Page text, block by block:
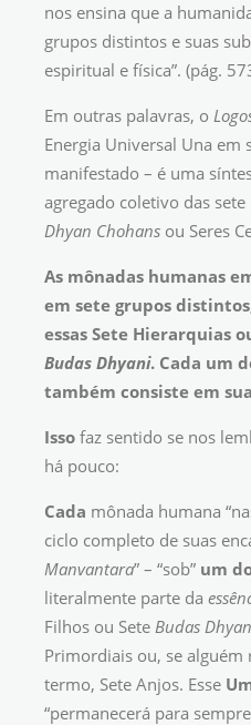
nos ensina que a
grupos distintos e suas
espiritual e física”. (pág.
Em outras palavras, o
Energia Universal Una em
manifestado – é uma
agregado coletivo das
Dhyan Chohans ou Seres
As mônadas humanas
em sete grupos
essas Sete Hierarquias
Budas Dhyani. Cada um
também consiste em
Isso faz sentido se nos
há pouco:
Cada mônada humana
ciclo completo de suas
Manvantara” – “sob” um
literalmente parte da
Filhos ou Sete Budas
Primordiais ou, se
termo, Sete Anjos. Esse
“permanecerá para